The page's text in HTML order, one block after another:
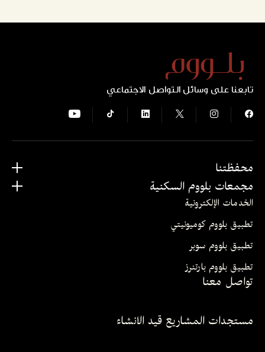
تابعنا على وسائل التواصل الاجتماعي
محفظتنا
مجمعات بلووم السكنية
الخدمات الإلكترونية
تطبيق بلووم كوميونيتي
تطبيق بلووم سوبر
تطبيق بلووم بارتنرز
تواصل معنا
مستجدات المشاريع قيد الانشاء